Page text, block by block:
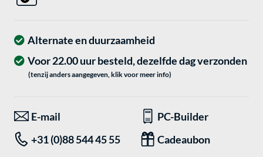
Alternate en duurzaamheid
Voor 22.00 uur besteld, dezelfde dag verzonden
(tenzij anders aangegeven, klik voor meer info)
E-mail
PC-Builder
+31 (0)88 544 45 55
Cadeaubon